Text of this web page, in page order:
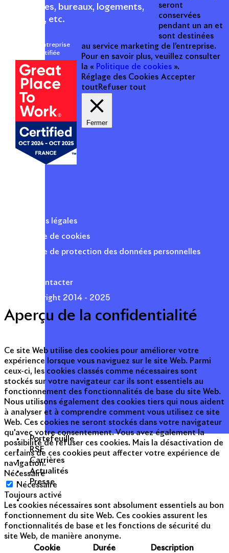
Portefeuille
RSE
Carrières
Actualités
Presse
commerces, bureaux, logements,
hôtellerie, etc.
Une entreprise
certifiée
Mentions légales
Politique de cookies
Politique de protection des données personnelles
Nous contacter
© Copyright 2014 - 2025
seront
conservées
pendant un an et
sont destinées
au service marketing de l’entreprise.
Pour en savoir plus, veuillez consulter
la « Politique de cookies ».
Réglage des Cookies Accepter
tout Refuser tout
Fermer
Aperçu de la confidentialité
Ce site Web utilise des cookies pour améliorer votre
expérience lorsque vous naviguez sur le site Web. Parmi
ceux-ci, les cookies classés comme nécessaires sont
stockés sur votre navigateur car ils sont essentiels au
fonctionnement des fonctionnalités de base du site Web.
Nous utilisons également des cookies tiers qui nous aident
à analyser et à comprendre comment vous utilisez ce site
Web. Ces cookies ne seront stockés dans votre navigateur
qu'avec votre consentement. Vous avez également la
possibilité de refuser ces cookies. Mais la désactivation de
certains de ces cookies peut affecter votre expérience de
navigation.
Nécessaire
Nécessaire
Toujours activé
Les cookies nécessaires sont absolument essentiels au bon
fonctionnement du site Web. Ces cookies assurent les
fonctionnalités de base et les fonctions de sécurité du
site Web, de manière anonyme.
Cookie
Durée Description